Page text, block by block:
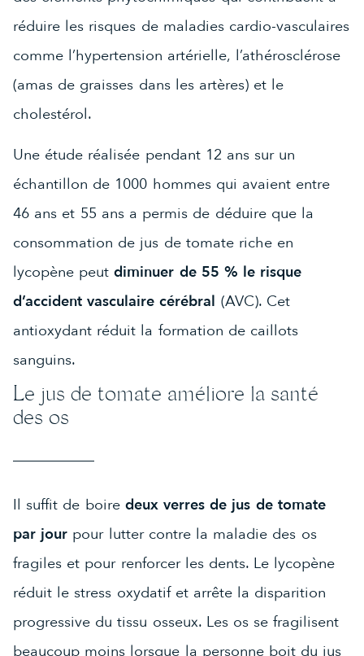
réduire les risques de maladies cardio-vasculaires
comme l’hypertension artérielle, l’athérosclérose
(amas de graisses dans les artères) et le
cholestérol.
Une étude réalisée pendant 12 ans sur un
échantillon de 1000 hommes qui avaient entre
46 ans et 55 ans a permis de déduire que la
consommation de jus de tomate riche en
lycopène peutdiminuer de 55 % le risque
d’accident vasculaire cérébral (AVC). Cet
antioxydant réduit la formation de caillots
sanguins.
Le jus de tomate améliore la santé
des os
Il suffit de boire deux verres de jus de tomate
par jour pour lutter contre la maladie des os
fragiles et pour renforcer les dents. Le lycopène
réduit le stress oxydatif et arrête la disparition
progressive du tissu osseux. Les os se fragilisent
beaucoup moins lorsque la personne boit du jus